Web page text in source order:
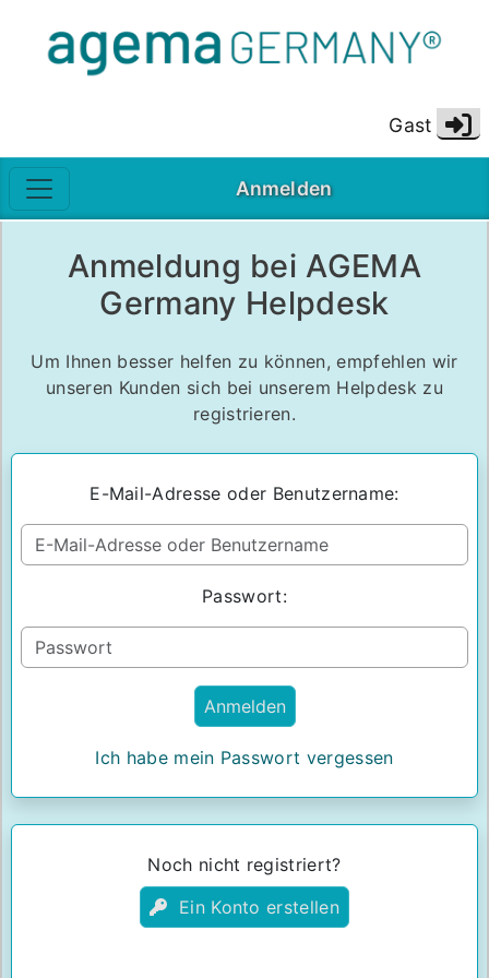
Gast
Anmelden
Anmeldung bei AGEMA
Germany Helpdesk
Um Ihnen besser helfen zu können, empfehlen wir
unseren Kunden sich bei unserem Helpdesk zu
registrieren.
E-Mail-Adresse oder Benutzername:
Passwort:
Ich habe mein Passwort vergessen
Noch nicht registriert?
Ein Konto erstellen